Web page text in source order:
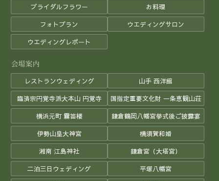
ブライダルフラワー お料理
フォトプラン ウエディングサロン
ウエディングレポート
レストランウェディング 山手 西洋館
臨済宗円覚寺派大本山 円覚寺 国指定重要文化財 一条恵観山荘
横浜元町 霧笛楼 鎌倉鶴岡八幡宮挙式後ご披露宴
伊勢山皇大神宮 横須賀和婚
湘南 江島神社 鎌倉宮（大塔宮）
二泊三日ウェディング 平塚八幡宮